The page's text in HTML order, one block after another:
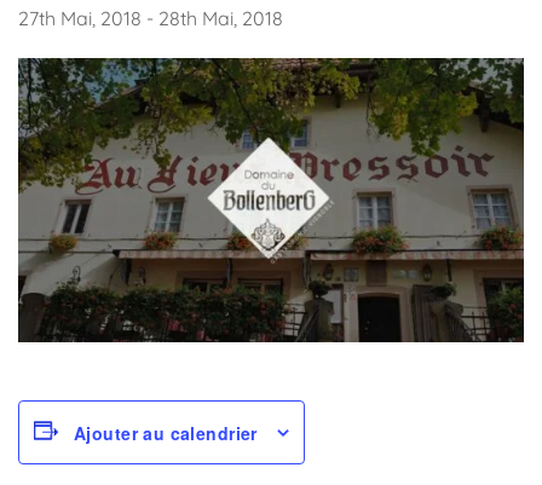
27th Mai, 2018 - 28th Mai, 2018
Ajouter au calendrier